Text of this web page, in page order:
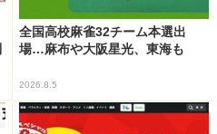
全国高校麻雀32チーム本選出
場…麻布や大阪星光、東海も
2026.8.5